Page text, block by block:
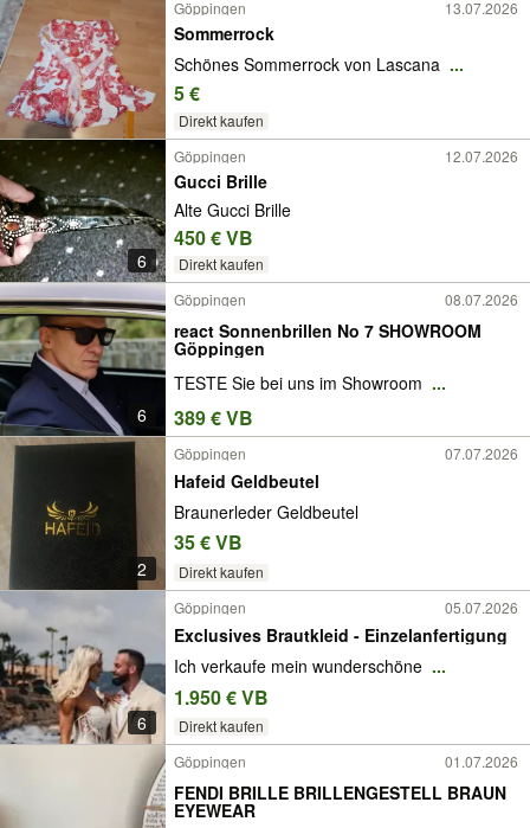
Göppingen 13.07.2026
Sommerrock
Schönes Sommerrock von Lascana ...
5 €
Direkt kaufen
6
Göppingen 12.07.2026
Gucci Brille
Alte Gucci Brille
450 € VB
Direkt kaufen
6
Göppingen 08.07.2026
react Sonnenbrillen No 7 SHOWROOM
Göppingen
TESTE Sie bei uns im Showroom ...
389 € VB
2
Göppingen 07.07.2026
Hafeid Geldbeutel
Braunerleder Geldbeutel
35 € VB
Direkt kaufen
6
Göppingen 05.07.2026
Exclusives Brautkleid - Einzelanfertigung
Ich verkaufe mein wunderschöne ...
1.950 € VB
Direkt kaufen
Göppingen 01.07.2026
FENDI BRILLE BRILLENGESTELL BRAUN
EYEWEAR